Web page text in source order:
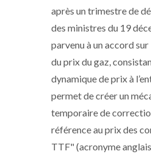
après un trimestre de
des ministres du 19
parvenu à un accord
du prix du gaz,
dynamique de prix à
permet de créer un
temporaire de
référence au prix des
TTF" (acronyme